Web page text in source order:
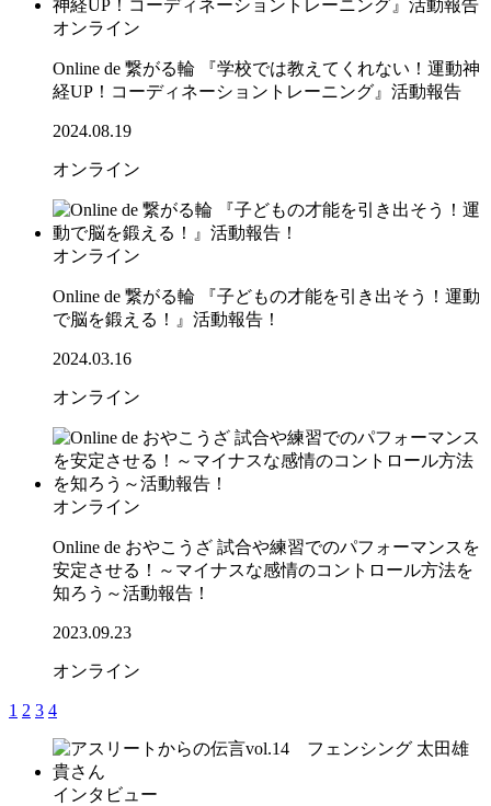
オンライン
Online de 繋がる輪 『学校では教えてくれない！運動神
経UP！コーディネーショントレーニング』活動報告
2024.08.19
オンライン
オンライン
Online de 繋がる輪 『子どもの才能を引き出そう！運動
で脳を鍛える！』活動報告！
2024.03.16
オンライン
オンライン
Online de おやこうざ 試合や練習でのパフォーマンスを
安定させる！～マイナスな感情のコントロール方法を
知ろう～活動報告！
2023.09.23
オンライン
1 2 3 4
インタビュー